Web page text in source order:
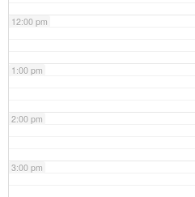
12:00 pm
1:00 pm
2:00 pm
3:00 pm